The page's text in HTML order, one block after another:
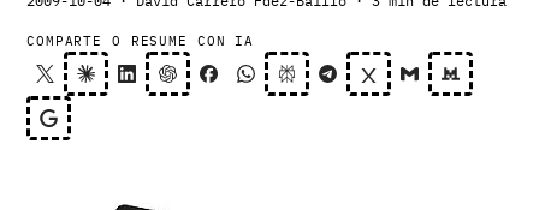
COMPARTE O RESUME CON IA